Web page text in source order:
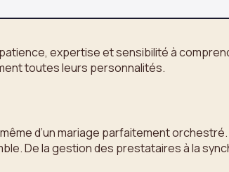
expertise et sensibilité à
toutes leurs personnalités.
d’un mariage parfaitement
De la gestion des prestataires à la